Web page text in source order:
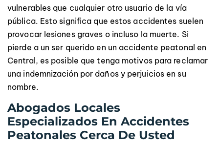
vulnerables que cualquier otro usuario de la vía
pública. Esto significa que estos accidentes suelen
provocar lesiones graves o incluso la muerte. Si
pierde a un ser querido en un accidente peatonal en
Central, es posible que tenga motivos para reclamar
una indemnización por daños y perjuicios en su
nombre.
Abogados Locales
Especializados En Accidentes
Peatonales Cerca De Usted